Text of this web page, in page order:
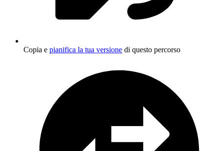
Copia e pianifica la tua versione di questo percorso